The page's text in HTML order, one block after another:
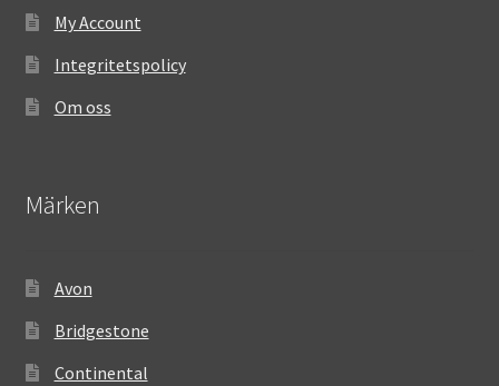
My Account
Integritetspolicy
Om oss
Märken
Avon
Bridgestone
Continental